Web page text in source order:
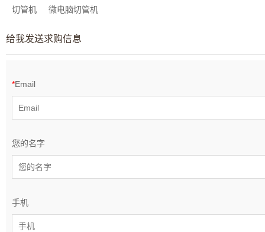
切管机 微电脑切管机
给我发送求购信息
*Email
您的名字
手机